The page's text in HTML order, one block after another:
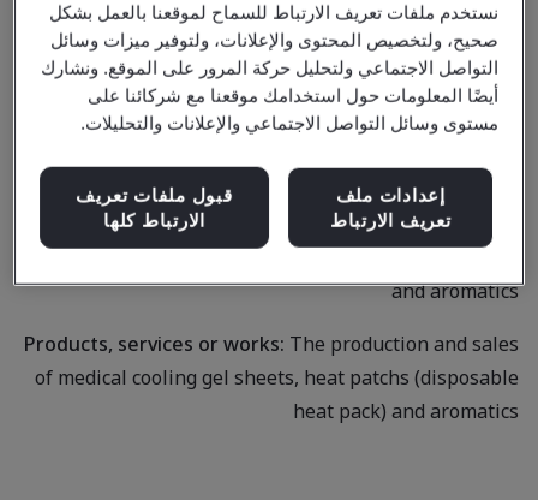
Hefei Kobayashi Daily
Products Co., Ltd.
Business scope:The production and sales of medical
cooling gel sheets, heat patchs (disposable heat pack)
and aromatics
Products, services or works:The production and sales
of medical cooling gel sheets, heat patchs (disposable
heat pack) and aromatics
نستخدم ملفات تعريف الارتباط للسماح لموقعنا بالعمل بشكل
صحيح، ولتخصيص المحتوى والإعلانات، ولتوفير ميزات وسائل
التواصل الاجتماعي ولتحليل حركة المرور على الموقع. ونشارك
أيضًا المعلومات حول استخدامك موقعنا مع شركائنا على
مستوى وسائل التواصل الاجتماعي والإعلانات والتحليلات.
إعدادات ملف
تعريف الارتباط
قبول ملفات تعريف
الارتباط كلها